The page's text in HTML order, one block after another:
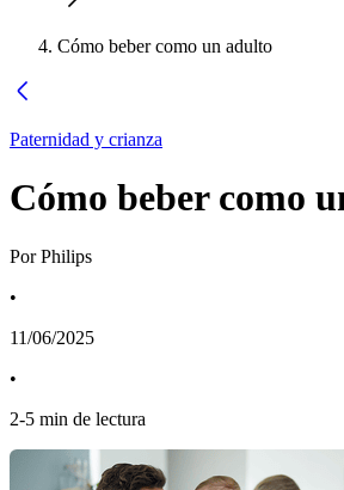
Cómo beber como un adulto
Paternidad y crianza
Cómo beber como
Por Philips
•
11/06/2025
•
2-5 min de lectura